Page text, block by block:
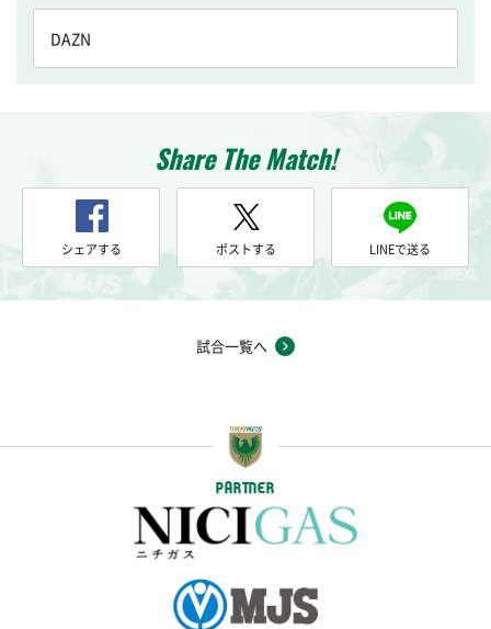
DAZN
Share The Match!
シェアする ポストする LINEで送る
試合一覧へ
PARTNER